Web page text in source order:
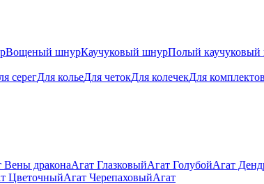
Вощеный шнурКаучуковый шнурПолый
серегДля кольеДля четокДля колечекДля
Вены драконаАгат ГлазковыйАгат ГолубойАгат
ЦветочныйАгат ЧерепаховыйАгат